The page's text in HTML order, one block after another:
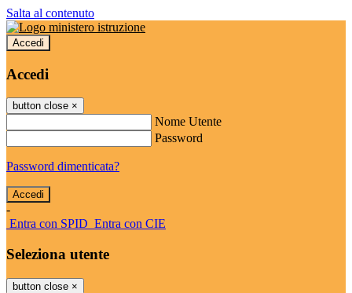
Salta al contenuto
Accedi
Accedi
button close ×
Nome Utente
Password
Password dimenticata?
-
Entra con SPID Entra con CIE
Seleziona utente
button close ×